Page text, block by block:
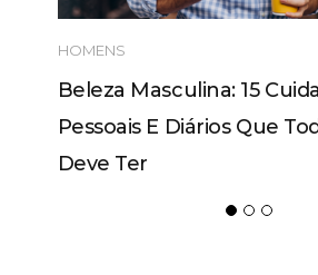
HOMENS
Beleza Masculina: 15
Pessoais E Diários Que
Deve Ter